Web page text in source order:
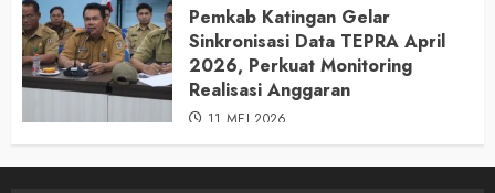
Pemkab Katingan Gelar
Sinkronisasi Data TEPRA April
2026, Perkuat Monitoring
Realisasi Anggaran
11 MEI 2026